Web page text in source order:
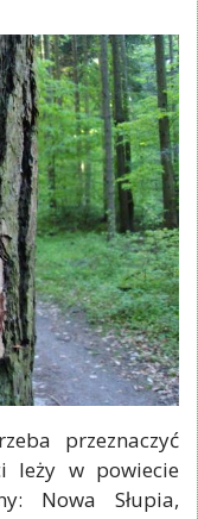
przeznaczyć
leży w powiecie
Nowa Słupia,